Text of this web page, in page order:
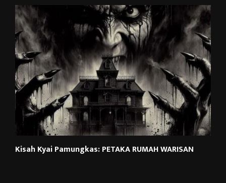
Kisah Kyai Pamungkas: PETAKA RUMAH WARISAN